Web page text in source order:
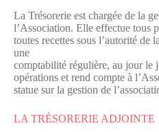
La Trésorerie est chargée de la
l’Association. Elle effectue tous
toutes recettes sous l’autorité de
une
comptabilité régulière, au jour le
opérations et rend compte à
statue sur la gestion de
LA TRÉSORERIE ADJOINTE